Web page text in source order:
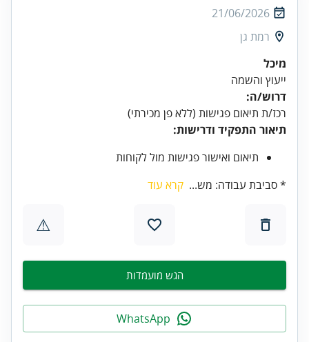
21/06/2026
רמת גן
מיכל
ייעוץ והשמה
דרוש/ה:
רכז/ת תיאום פגישות (ללא פן מכירתי)
תיאור התפקיד ודרישות:
תיאום ואישור פגישות מול לקוחות
* סביבת עבודה: מש... קרא עוד
⚠
הגש מועמדות